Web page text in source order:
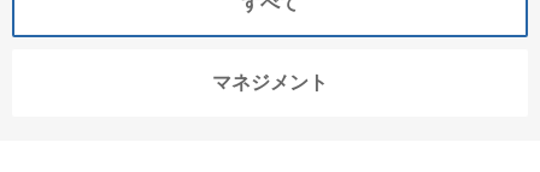
マネジメント